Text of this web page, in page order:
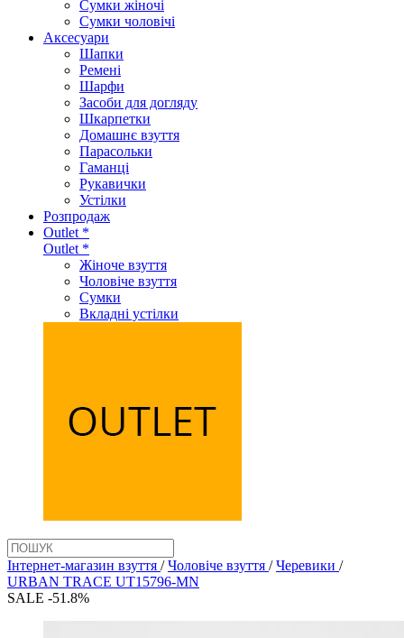
Сумки жіночі
Сумки чоловічі
Аксеcуари
Шапки
Ремені
Шарфи
Засоби для догляду
Шкарпетки
Домашнє взуття
Парасольки
Гаманці
Рукавички
Устілки
Розпродаж
Outlet *
Outlet *
Жіноче взуття
Чоловіче взуття
Сумки
Вкладні устілки
Інтернет-магазин взуття / Чоловіче взуття / Черевики /
URBAN TRACE UT15796-MN
SALE -51.8%